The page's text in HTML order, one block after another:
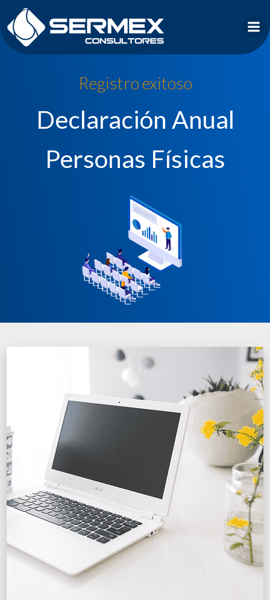
al
contenido
Registro exitoso
Declaración Anual
Personas Físicas